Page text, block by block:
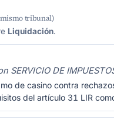
tribunal)
Liquidación.
DE
de casino contra
del artículo 31 LIR